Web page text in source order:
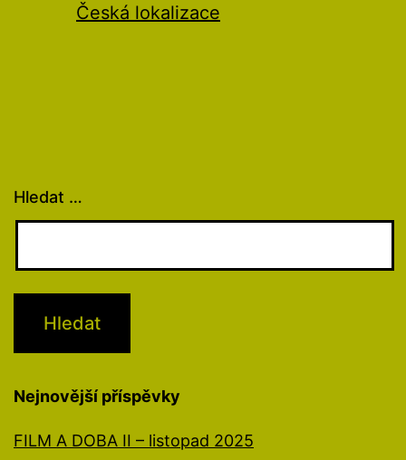
Česká lokalizace
Hledat …
Nejnovější příspěvky
FILM A DOBA II – listopad 2025